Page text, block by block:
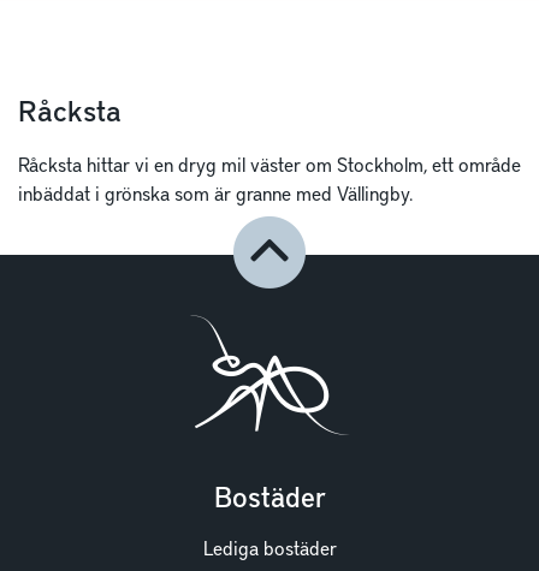
Råcksta
Råcksta hittar vi en dryg mil väster om Stockholm, ett område
inbäddat i grönska som är granne med Vällingby.
Bostäder
Lediga bostäder